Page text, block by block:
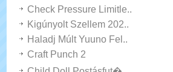
Check Pressure Limitle..
Kigúnyolt Szellem 202..
Haladj Múlt Yuuno Fel..
Craft Punch 2